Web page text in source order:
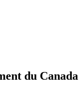
du Canada